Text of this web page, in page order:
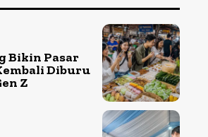
Bikin Pasar
Diburu
Z